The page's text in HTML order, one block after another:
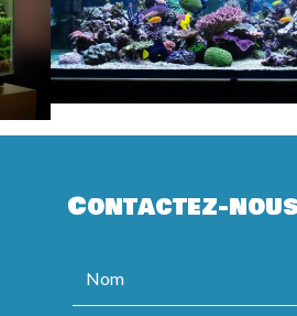
Contactez-